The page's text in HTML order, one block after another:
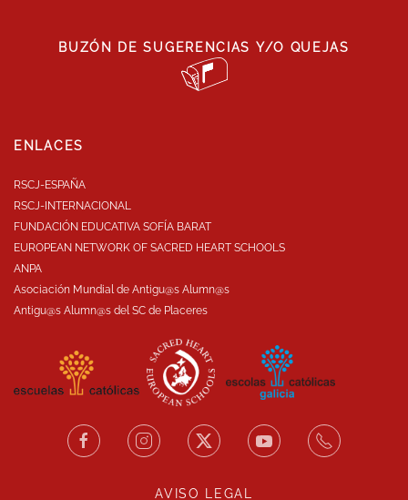
BUZÓN DE SUGERENCIAS Y/O QUEJAS
ENLACES
RSCJ-ESPAÑA
RSCJ-INTERNACIONAL
FUNDACIÓN EDUCATIVA SOFÍA BARAT
EUROPEAN NETWORK OF SACRED HEART SCHOOLS
ANPA
Asociación Mundial de Antigu@s Alumn@s
Antigu@s Alumn@s del SC de Placeres
AVISO LEGAL